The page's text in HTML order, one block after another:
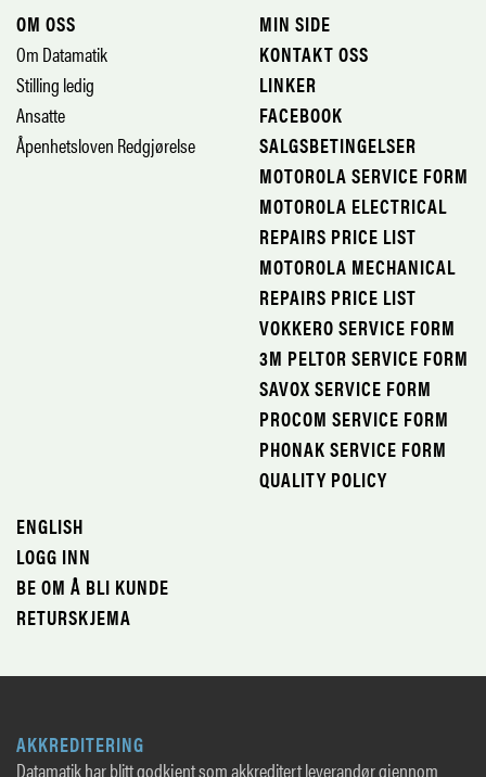
OM OSS
Om Datamatik
Stilling ledig
Ansatte
Åpenhetsloven Redgjørelse
MIN SIDE
KONTAKT OSS
LINKER
FACEBOOK
SALGSBETINGELSER
MOTOROLA SERVICE FORM
MOTOROLA ELECTRICAL
REPAIRS PRICE LIST
MOTOROLA MECHANICAL
REPAIRS PRICE LIST
VOKKERO SERVICE FORM
3M PELTOR SERVICE FORM
SAVOX SERVICE FORM
PROCOM SERVICE FORM
PHONAK SERVICE FORM
QUALITY POLICY
ENGLISH
LOGG INN
BE OM Å BLI KUNDE
RETURSKJEMA
AKKREDITERING
Datamatik har blitt godkjent som akkreditert leverandør gjennom